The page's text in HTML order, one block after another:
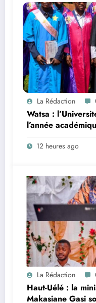
La Rédaction
Watsa :
l’année
la collation des
diplômes
12 heures ago
La Rédaction
Haut-Uélé : la
Makasiane Gasi